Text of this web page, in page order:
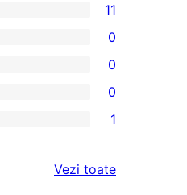
11
0
0
0
1
Vezi toaterecenziile